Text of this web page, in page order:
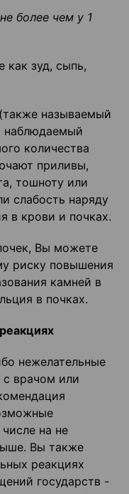
более чем у 1
как зуд, сыпь,
называемый
наблюдаемый
количества
приливы,
тошноту или
слабость наряду
в крови и почках.
Вы можете
риску повышения
камней в
в почках.
нежелательные
с врачом или
на не
Вы также
реакциях
государств -